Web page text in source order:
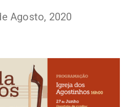
Agosto, 2020